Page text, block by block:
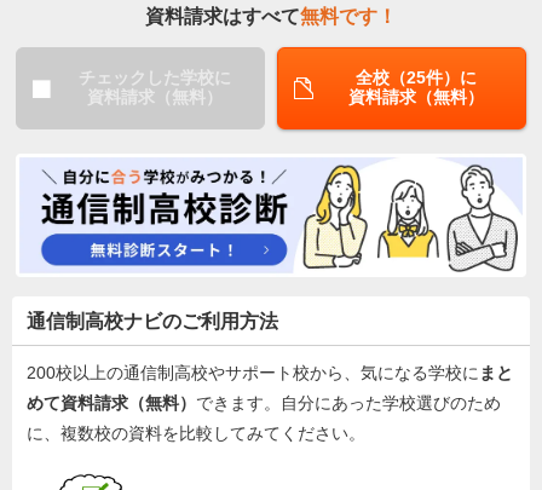
資料請求はすべて無料です！
チェックした学校に
資料請求（無料）
全校（25件）に
資料請求（無料）
通信制高校ナビのご利用方法
200校以上の通信制高校やサポート校から、気になる学校にまと
めて資料請求（無料） できます。自分にあった学校選びのため
に、複数校の資料を比較してみてください。